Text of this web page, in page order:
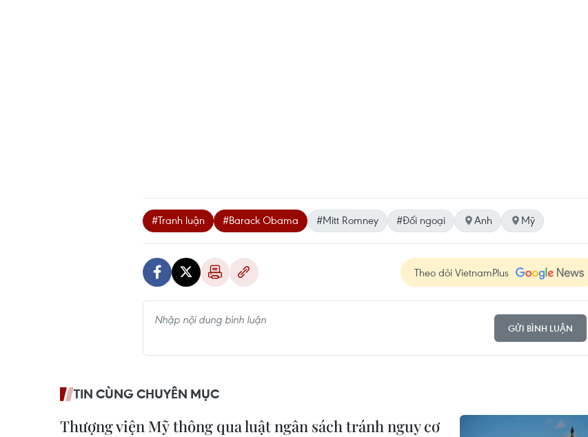
#Tranh luận #Barack Obama #Mitt Romney #Đối ngoại Anh Mỹ
Theo dõi VietnamPlus
GỬI BÌNH LUẬN
TIN CÙNG CHUYÊN MỤC
Thượng viện Mỹ thông qua luật ngân sách tránh nguy cơ